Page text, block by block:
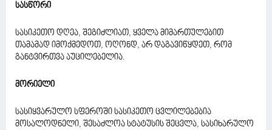
სასწორი
სასიკეთო დღეა, შეგიძლიათ, ყველა მიმართულებით
თამამად იმოქმედოთ, ოღონდ, არ დაგავიწყდეთ, რომ
განტვირთვა აუცილებელია.
მორიელი
სასიყვარულო სფეროში სასიკეთო ცვლილებებია
მოსალოდნელი, შესაძლოა სტატუსის შეცვლა, სასიხარულო